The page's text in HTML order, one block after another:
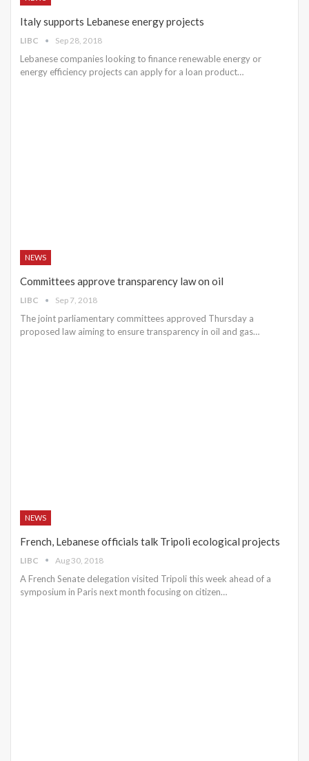
Italy supports Lebanese energy projects
LIBC Sep 28, 2018
Lebanese companies looking to finance renewable energy or
energy efficiency projects can apply for a loan product…
NEWS
Committees approve transparency law on oil
LIBC Sep 7, 2018
The joint parliamentary committees approved Thursday a
proposed law aiming to ensure transparency in oil and gas…
NEWS
French, Lebanese officials talk Tripoli ecological projects
LIBC Aug 30, 2018
A French Senate delegation visited Tripoli this week ahead of a
symposium in Paris next month focusing on citizen…